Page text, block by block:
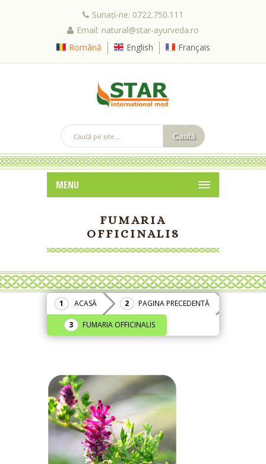
Sunați-ne: 0722.750.111
Email: natural@star-ayurveda.ro
Română
English Français
MENU
FUMARIA
OFFICINALIS
ACASĂ PAGINA PRECEDENTĂ
FUMARIA OFFICINALIS